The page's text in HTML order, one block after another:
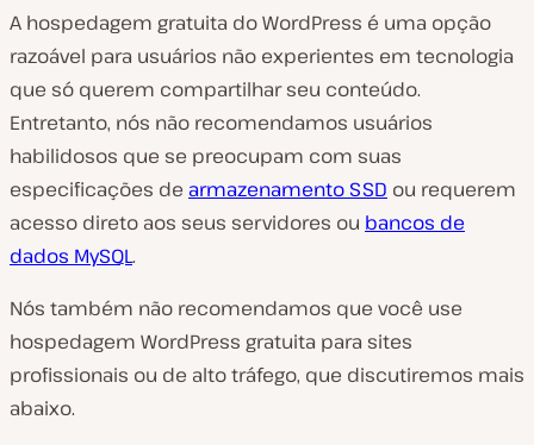
A hospedagem gratuita do WordPress é uma opção
razoável para usuários não experientes em tecnologia
que só querem compartilhar seu conteúdo.
Entretanto, nós não recomendamos usuários
habilidosos que se preocupam com suas
especificações de armazenamento SSD ou requerem
acesso direto aos seus servidores ou bancos de
dados MySQL.
Nós também não recomendamos que você use
hospedagem WordPress gratuita para sites
profissionais ou de alto tráfego, que discutiremos mais
abaixo.